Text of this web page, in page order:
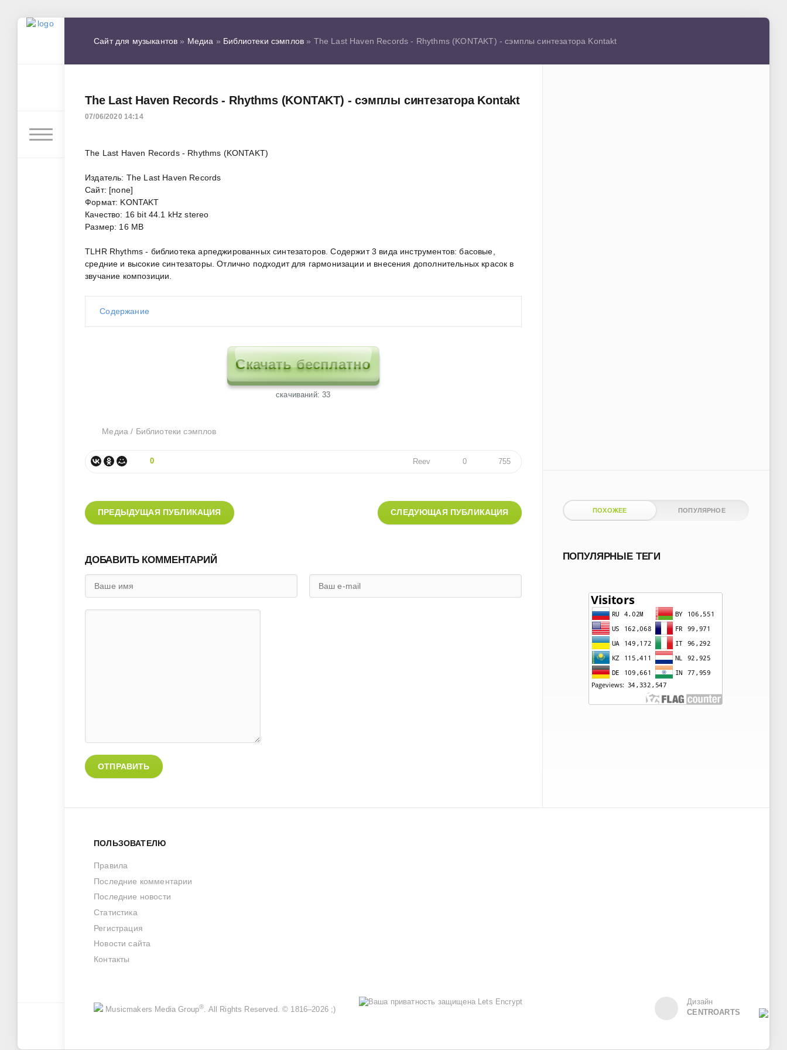
Сайт для музыкантов » Медиа » Библиотеки сэмплов » The Last Haven Records - Rhythms (KONTAKT) - сэмплы синтезатора Kontakt
The Last Haven Records - Rhythms (KONTAKT) - сэмплы синтезатора Kontakt
07/06/2020 14:14
The Last Haven Records - Rhythms (KONTAKT)
Издатель: The Last Haven Records
Сайт: [none]
Формат: KONTAKT
Качество: 16 bit 44.1 kHz stereo
Размер: 16 MB
TLHR Rhythms - библиотека арпеджированных синтезаторов. Содержит 3 вида инструментов: басовые,
средние и высокие синтезаторы. Отлично подходит для гармонизации и внесения дополнительных красок в
звучание композиции.
Содержание
Скачать бесплатно
cкачиваний: 33
Медиа / Библиотеки сэмплов
0 Reev 0 755
ПРЕДЫДУЩАЯ ПУБЛИКАЦИЯ СЛЕДУЮЩАЯ ПУБЛИКАЦИЯ
ДОБАВИТЬ КОММЕНТАРИЙ
ОТПРАВИТЬ
ПОХОЖЕЕ ПОПУЛЯРНОЕ
ПОПУЛЯРНЫЕ ТЕГИ
ПОЛЬЗОВАТЕЛЮ
Правила
Последние комментарии
Последние новости
Статистика
Регистрация
Новости сайта
Контакты
Musicmakers Media Group® . All Rights Reserved. © 1816–2026 ;)
Дизайн
CENTROARTS